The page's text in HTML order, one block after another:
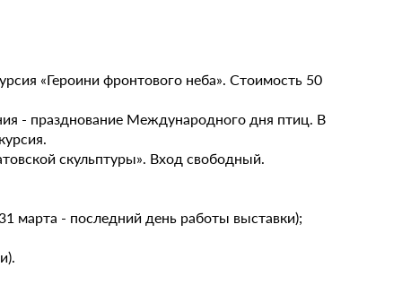
«Героини фронтового неба». Стоимость 50
- празднование Международного дня птиц. В
скульптуры». Вход свободный.
марта - последний день работы выставки);